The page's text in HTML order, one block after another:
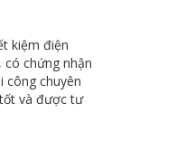
kiệm điện
có chứng nhận
công chuyên
và được tư